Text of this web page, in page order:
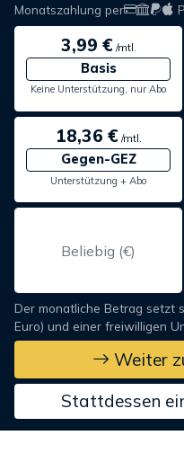
Monatszahlung per
3,99 €/mtl.
Basis
Keine Unterstützung, nur Abo
18,36 €/mtl.
Gegen-GEZ
Unterstützung + Abo
Der monatliche Betrag setzt
Euro) und einer freiwilligen
Weiter
Stattdessen